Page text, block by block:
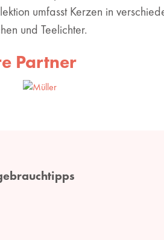
umfasst Kerzen in
und Teelichter.
Partner